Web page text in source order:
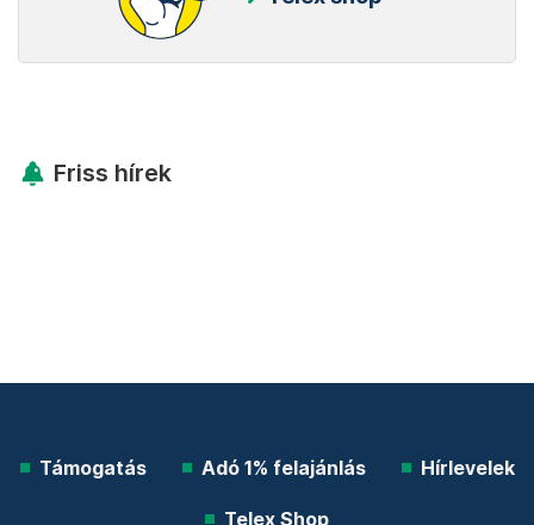
Friss hírek
Támogatás Adó 1% felajánlás Hírlevelek
Telex Shop